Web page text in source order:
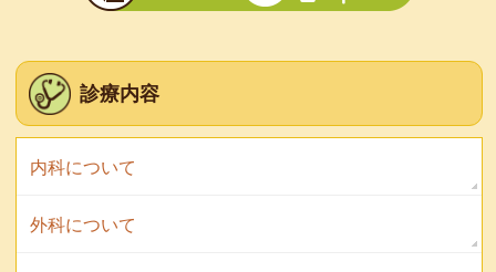
診療内容
内科について
外科について